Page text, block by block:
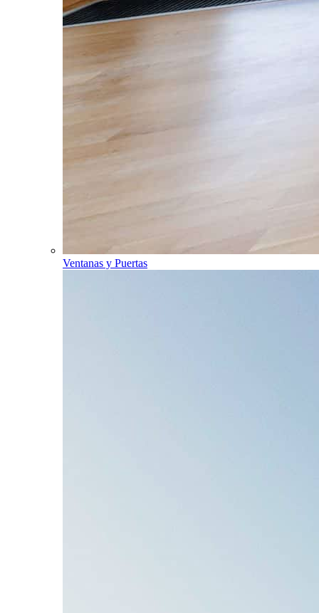
Ventanas y Puertas